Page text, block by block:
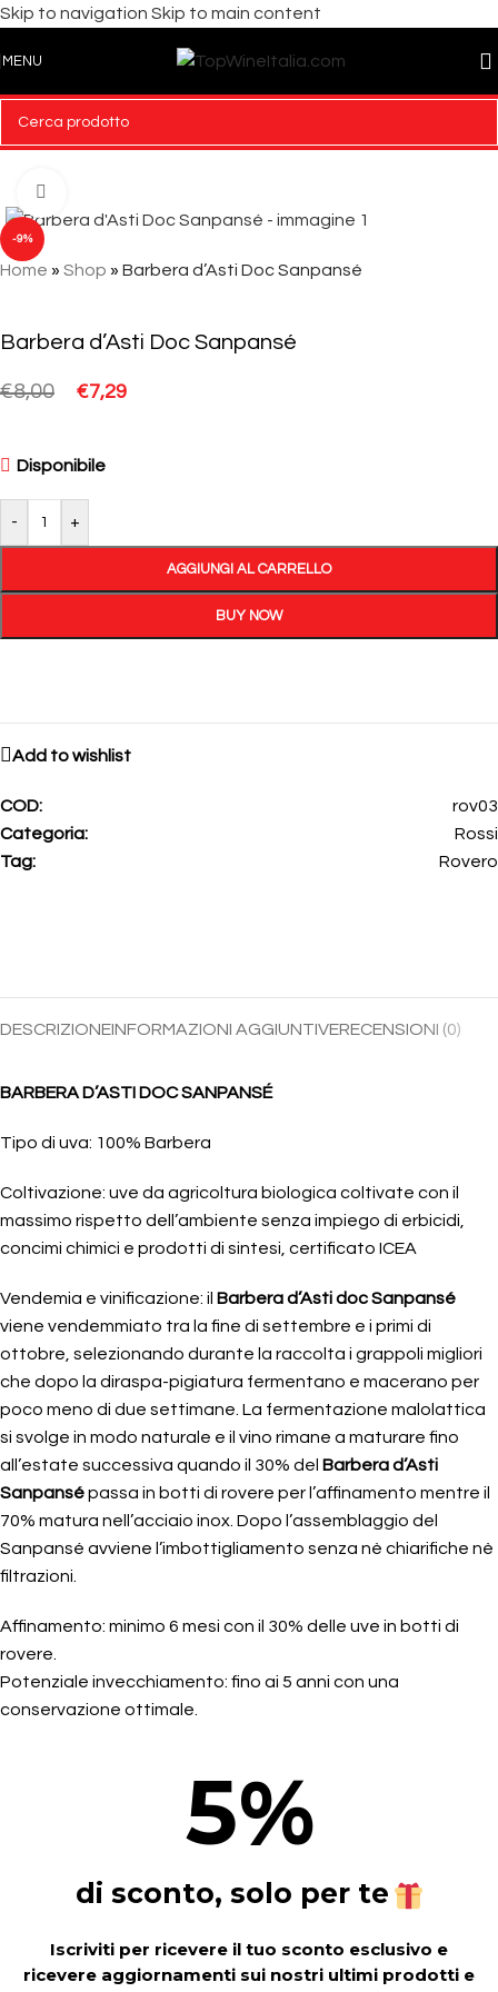
Skip to navigation Skip to main content
MENU
-9%
Home » Shop » Barbera d’Asti Doc Sanpansé
Barbera d’Asti Doc Sanpansé
€8,00 €7,29
Disponibile
- +
AGGIUNGI AL CARRELLO
BUY NOW
Add to wishlist
COD:
rov03
Categoria:
Rossi
Tag:
Rovero
DESCRIZIONEINFORMAZIONI AGGIUNTIVERECENSIONI (0)
BARBERA D’ASTI DOC SANPANSÉ
Tipo di uva: 100% Barbera
Coltivazione: uve da agricoltura biologica coltivate con il
massimo rispetto dell’ambiente senza impiego di erbicidi,
concimi chimici e prodotti di sintesi, certificato ICEA
Vendemia e vinificazione: il Barbera d’Asti doc Sanpansé
viene vendemmiato tra la fine di settembre e i primi di
ottobre, selezionando durante la raccolta i grappoli migliori
che dopo la diraspa-pigiatura fermentano e macerano per
poco meno di due settimane. La fermentazione malolattica
si svolge in modo naturale e il vino rimane a maturare fino
all’estate successiva quando il 30% del Barbera d’Asti
Sanpansépassa in botti di rovere per l’affinamento mentre il
70% matura nell’acciaio inox. Dopo l’assemblaggio del
Sanpansé avviene l’imbottigliamento senza nè chiarifiche nè
filtrazioni.
Affinamento: minimo 6 mesi con il 30% delle uve in botti di
rovere.
Potenziale invecchiamento: fino ai 5 anni con una
conservazione ottimale.
5%
di sconto, solo per te
Iscriviti per ricevere il tuo sconto esclusivo e
ricevere aggiornamenti sui nostri ultimi prodotti e